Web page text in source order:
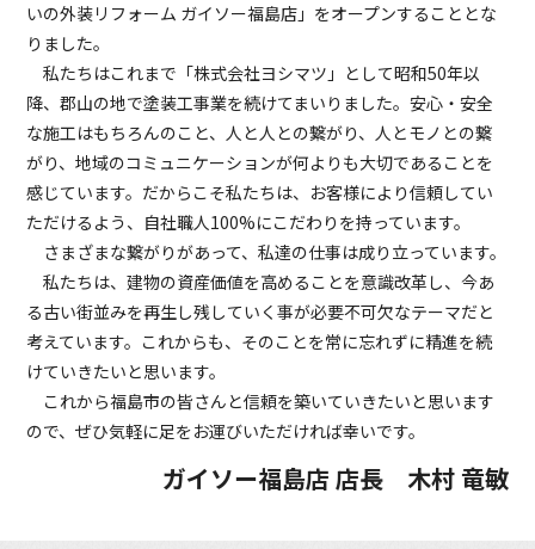
いの外装リフォーム ガイソー福島店」をオープンすることとな
りました。
私たちはこれまで「株式会社ヨシマツ」として昭和50年以
降、郡山の地で塗装工事業を続けてまいりました。安心・安全
な施工はもちろんのこと、人と人との繋がり、人とモノとの繋
がり、地域のコミュニケーションが何よりも大切であることを
感じています。だからこそ私たちは、お客様により信頼してい
ただけるよう、自社職人100%にこだわりを持っています。
さまざまな繋がりがあって、私達の仕事は成り立っています。
私たちは、建物の資産価値を高めることを意識改革し、今あ
る古い街並みを再生し残していく事が必要不可欠なテーマだと
考えています。これからも、そのことを常に忘れずに精進を続
けていきたいと思います。
これから福島市の皆さんと信頼を築いていきたいと思います
ので、ぜひ気軽に足をお運びいただければ幸いです。
ガイソー福島店 店長 木村 竜敏